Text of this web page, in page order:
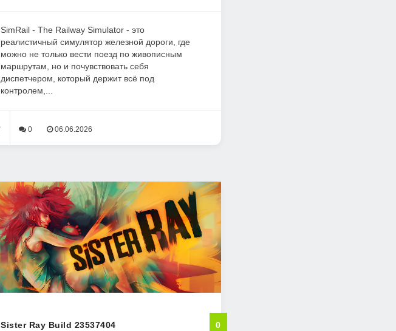
SimRail - The Railway Simulator - это
реалистичный симулятор железной дороги, где
можно не только вести поезд по живописным
маршрутам, но и почувствовать себя
диспетчером, который держит всё под
контролем,...
0 06.06.2026
Sister Ray Build 23537404 0